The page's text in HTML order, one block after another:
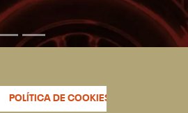
POLÍTICA DE COOKIES